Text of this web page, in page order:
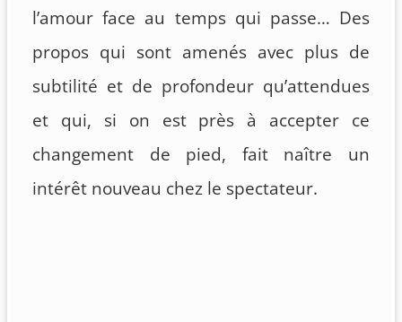
l’amour face au temps qui passe… Des
propos qui sont amenés avec plus de
subtilité et de profondeur qu’attendues
et qui, si on est près à accepter ce
changement de pied, fait naître un
intérêt nouveau chez le spectateur.